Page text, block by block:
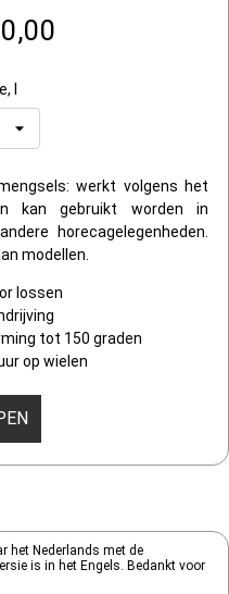
l
werkt volgens het
kan gebruikt worden in
horecagelegenheden.
modellen.
lossen
tot 150 graden
op wielen
het Nederlands met de
is in het Engels. Bedankt voor